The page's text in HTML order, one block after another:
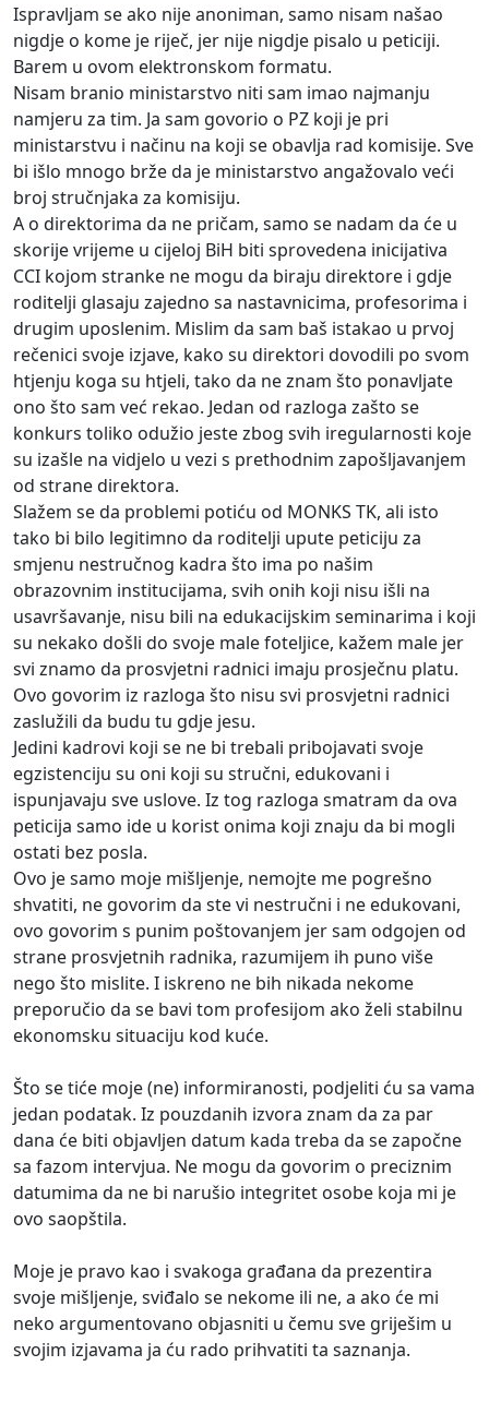
Ispravljam se ako nije anoniman, samo nisam našao
nigdje o kome je riječ, jer nije nigdje pisalo u peticiji.
Barem u ovom elektronskom formatu.
Nisam branio ministarstvo niti sam imao najmanju
namjeru za tim. Ja sam govorio o PZ koji je pri
ministarstvu i načinu na koji se obavlja rad komisije. Sve
bi išlo mnogo brže da je ministarstvo angažovalo veći
broj stručnjaka za komisiju.
A o direktorima da ne pričam, samo se nadam da će u
skorije vrijeme u cijeloj BiH biti sprovedena inicijativa
CCI kojom stranke ne mogu da biraju direktore i gdje
roditelji glasaju zajedno sa nastavnicima, profesorima i
drugim uposlenim. Mislim da sam baš istakao u prvoj
rečenici svoje izjave, kako su direktori dovodili po svom
htjenju koga su htjeli, tako da ne znam što ponavljate
ono što sam već rekao. Jedan od razloga zašto se
konkurs toliko odužio jeste zbog svih iregularnosti koje
su izašle na vidjelo u vezi s prethodnim zapošljavanjem
od strane direktora.
Slažem se da problemi potiću od MONKS TK, ali isto
tako bi bilo legitimno da roditelji upute peticiju za
smjenu nestručnog kadra što ima po našim
obrazovnim institucijama, svih onih koji nisu išli na
usavršavanje, nisu bili na edukacijskim seminarima i koji
su nekako došli do svoje male foteljice, kažem male jer
svi znamo da prosvjetni radnici imaju prosječnu platu.
Ovo govorim iz razloga što nisu svi prosvjetni radnici
zaslužili da budu tu gdje jesu.
Jedini kadrovi koji se ne bi trebali pribojavati svoje
egzistenciju su oni koji su stručni, edukovani i
ispunjavaju sve uslove. Iz tog razloga smatram da ova
peticija samo ide u korist onima koji znaju da bi mogli
ostati bez posla.
Ovo je samo moje mišljenje, nemojte me pogrešno
shvatiti, ne govorim da ste vi nestručni i ne edukovani,
ovo govorim s punim poštovanjem jer sam odgojen od
strane prosvjetnih radnika, razumijem ih puno više
nego što mislite. I iskreno ne bih nikada nekome
preporučio da se bavi tom profesijom ako želi stabilnu
ekonomsku situaciju kod kuće.
Što se tiće moje (ne) informiranosti, podjeliti ću sa vama
jedan podatak. Iz pouzdanih izvora znam da za par
dana će biti objavljen datum kada treba da se započne
sa fazom intervjua. Ne mogu da govorim o preciznim
datumima da ne bi narušio integritet osobe koja mi je
ovo saopštila.
Moje je pravo kao i svakoga građana da prezentira
svoje mišljenje, sviđalo se nekome ili ne, a ako će mi
neko argumentovano objasniti u čemu sve griješim u
svojim izjavama ja ću rado prihvatiti ta saznanja.